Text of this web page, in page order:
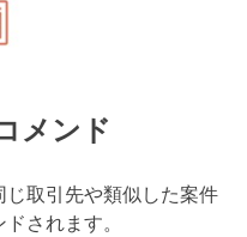
メンド
取引先や類似した案件
されます。